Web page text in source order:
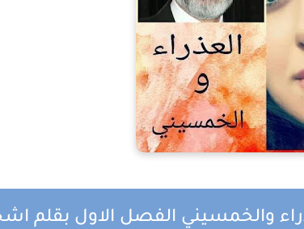
والخمسيني الفصل الاول بقلم